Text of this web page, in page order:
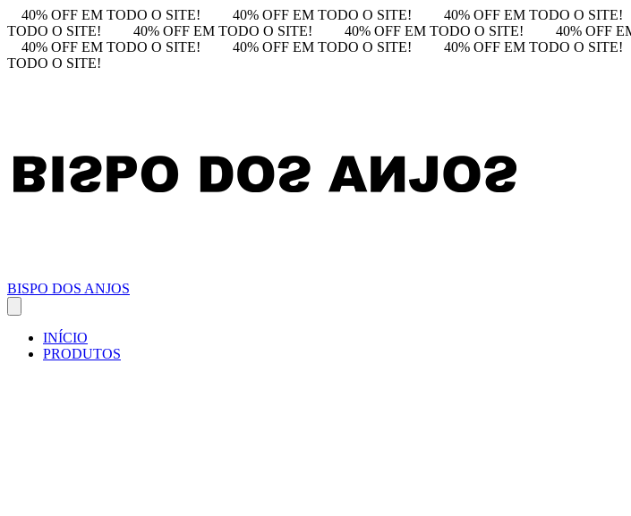
40% OFF EM TODO O SITE! 40% OFF EM TODO O SITE! 40% OFF EM TODO O SITE!
TODO O SITE!
40% OFF EM TODO O SITE! 40% OFF EM TODO O SITE! 40% OFF
40% OFF EM TODO O SITE!
40% OFF EM TODO O SITE! 40% OFF EM TODO O SITE!
TODO O SITE!
BISPO DOS ANJOS
INÍCIO
PRODUTOS